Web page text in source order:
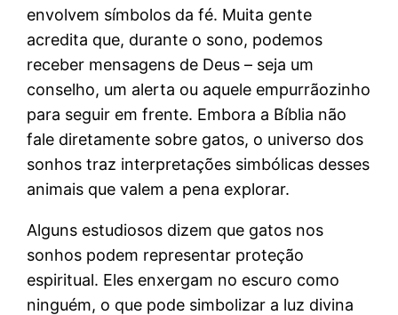
envolvem símbolos da fé. Muita gente
acredita que, durante o sono, podemos
receber mensagens de Deus – seja um
conselho, um alerta ou aquele empurrãozinho
para seguir em frente. Embora a Bíblia não
fale diretamente sobre gatos, o universo dos
sonhos traz interpretações simbólicas desses
animais que valem a pena explorar.
Alguns estudiosos dizem que gatos nos
sonhos podem representar proteção
espiritual. Eles enxergam no escuro como
ninguém, o que pode simbolizar a luz divina